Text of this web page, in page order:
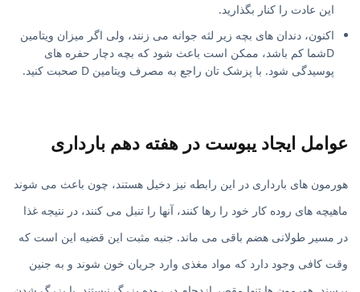
این عادت را کنار بگذارید.
اکنون، دندان های بچه زیر لثه جوانه می زنند، ولی اگر میزان ویتامین
Dشما کم باشد، ممکن است باعث شود که بچه دچار حفره های
پوسیدگی شود. با پزشک تان راجع به مصرف ویتامین D صحبت کنید.
عوامل ایجاد یبوست در هفته دهم بارداری
هورمون های بارداری در این رابطه نیز دخیل هستند، چون باعث می شوند
ماهیچه های روده کار خود را رها کنند، آنها را تنبل می کنند، در نتیجه غذا
در مسیر طولانی هضم باقی می ماند. جنبه مثبت این قضیه این است که
وقت کافی وجود دارد که مواد مغذی وارد جریان خون شوند و به جنین